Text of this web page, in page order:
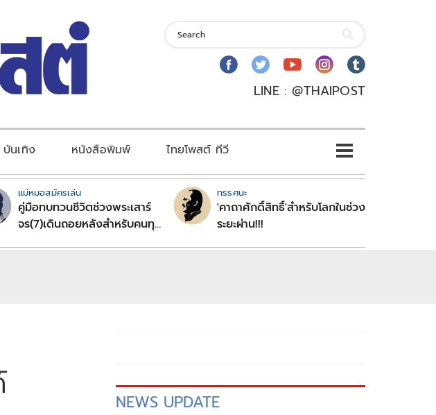
LINE : @THAIPOST
บันเทิง หนังสือพิมพ์ ไทยโพสต์ ทีวี
แม่หมอสมัครเล่น
คู่มือทบทวนชีวิตช่วงพระเสาร์
จร(7)เดินถอยหลังสำหรับคนทุก
ทรรศนะ
'คาถาศักดิ์สิทธิ์'สำหรับโลกในช่วง
ระยะผ่าน!!!
NEWS UPDATE